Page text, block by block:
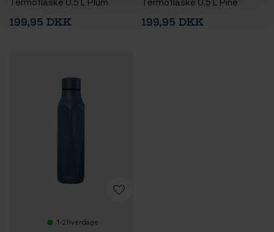
199,95 DKK
199,95 DKK
1-2 hverdage